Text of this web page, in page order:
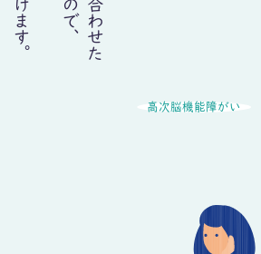
高次脳機能障がい